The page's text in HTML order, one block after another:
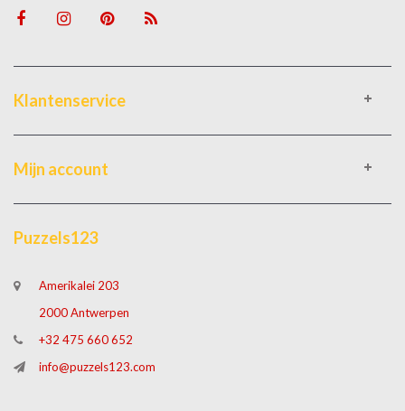
Klantenservice
Mijn account
Puzzels123
Amerikalei 203
2000 Antwerpen
+32 475 660 652
info@puzzels123.com